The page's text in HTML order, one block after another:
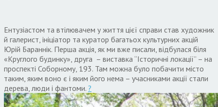
Ентузіастом та втілювачем у життя цієї справи став художник
й галерист, ініціатор та куратор багатьох культурних акцій
Юрій Бараннік. Перша акція, як ми вже писали, відбулася біля
«Круглого будинку», друга – виставка “Історичні локації” – на
проспекті Соборному, 193. Там можна було побачити місто
таким, яким воно є і яким його нема – учасниками акції стали
дерева, люди і фантоми. ?